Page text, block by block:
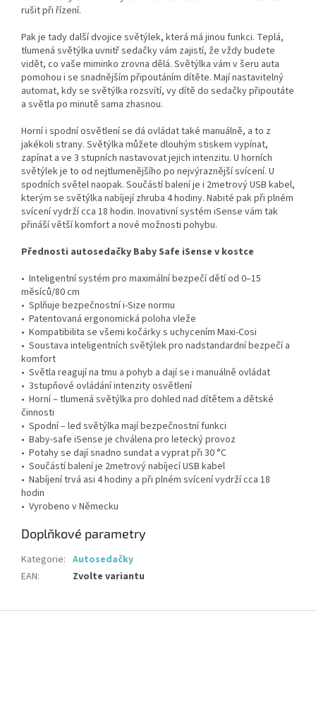
rušit při řízení.
Pak je tady další dvojice světýlek, která má jinou funkci. Teplá,
tlumená světýlka uvnitř sedačky vám zajistí, že vždy budete
vidět, co vaše miminko zrovna dělá. Světýlka vám v šeru auta
pomohou i se snadnějším připoutáním dítěte. Mají nastavitelný
automat, kdy se světýlka rozsvítí, vy dítě do sedačky připoutáte
a světla po minutě sama zhasnou.
Horní i spodní osvětlení se dá ovládat také manuálně, a to z
jakékoli strany. Světýlka můžete dlouhým stiskem vypínat,
zapínat a ve 3 stupních nastavovat jejich intenzitu. U horních
světýlek je to od nejtlumenějšího po nejvýraznější svícení. U
spodních světel naopak. Součástí balení je i 2metrový USB kabel,
kterým se světýlka nabíjejí zhruba 4 hodiny. Nabité pak při plném
svícení vydrží cca 18 hodin. Inovativní systém iSense vám tak
přináší větší komfort a nové možnosti pohybu.
Přednosti autosedačky Baby Safe iSense v kostce
• Inteligentní systém pro maximální bezpečí dětí od 0–15
měsíců/80 cm
• Splňuje bezpečnostní i-Size normu
• Patentovaná ergonomická poloha vleže
• Kompatibilita se všemi kočárky s uchycením Maxi-Cosi
• Soustava inteligentních světýlek pro nadstandardní bezpečí a
komfort
• Světla reagují na tmu a pohyb a dají se i manuálně ovládat
• 3stupňové ovládání intenzity osvětlení
• Horní – tlumená světýlka pro dohled nad dítětem a dětské
činnosti
• Spodní – led světýlka mají bezpečnostní funkci
• Baby-safe iSense je chválena pro letecký provoz
• Potahy se dají snadno sundat a vyprat při 30 °C
• Součástí balení je 2metrový nabíjecí USB kabel
• Nabíjení trvá asi 4 hodiny a při plném svícení vydrží cca 18
hodin
• Vyrobeno v Německu
Doplňkové parametry
Kategorie: Autosedačky
EAN: Zvolte variantu